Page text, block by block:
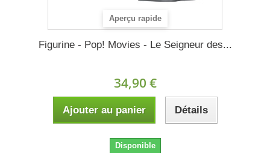
Aperçu rapide
Figurine - Pop! Movies - Le Seigneur des...
34,90 €
Ajouter au panier Détails
Disponible